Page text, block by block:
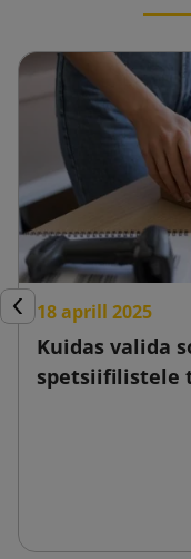
Eelmine
18 aprill 2025
Kuidas valida
spetsiifilistele